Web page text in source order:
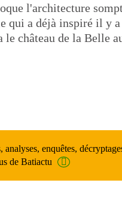
l'architecture
qui a déjà inspiré il y
château de la Belle
analyses, enquêtes,
de Batiactu